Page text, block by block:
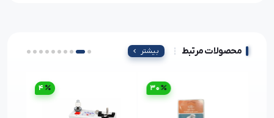
محصولات مرتبط بیشتر
30
4